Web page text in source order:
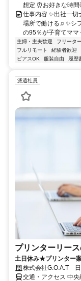
想定 ⏰お好きな時
仕事内容 ✨出社一
場所で働ける♫ ✨シ
の95％が子育てママ
主婦・主夫歓迎 フリータ
フルリモート
経験者歓迎
ピアスOK
服装自由 履歴
派遣社員
プリンターリー
土日休み★プリンター
株式会社G.O.A.T
交通・アクセス 中央